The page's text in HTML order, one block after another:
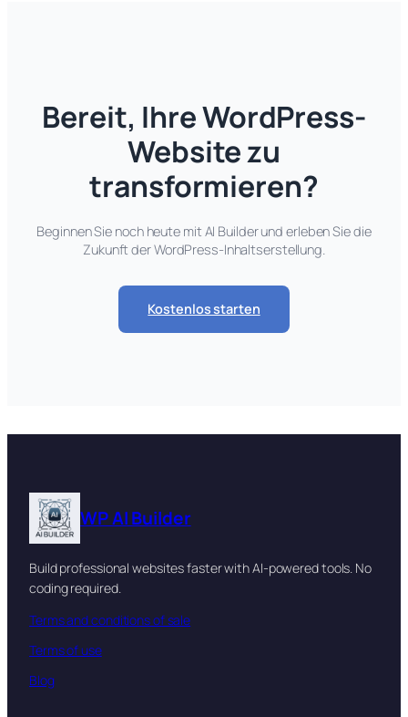
Bereit, Ihre WordPress-
Website zu
transformieren?
Beginnen Sie noch heute mit AI Builder und erleben Sie die
Zukunft der WordPress-Inhaltserstellung.
Kostenlos starten
WP AI Builder
Build professional websites faster with AI-powered tools. No
coding required.
Terms and conditions of sale
Terms of use
Blog